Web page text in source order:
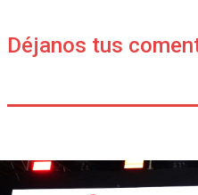
Déjanos tus